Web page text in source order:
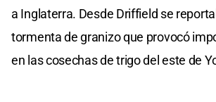
a Inglaterra. Desde Driffield se
tormenta de granizo que provocó
en las cosechas de trigo del este de